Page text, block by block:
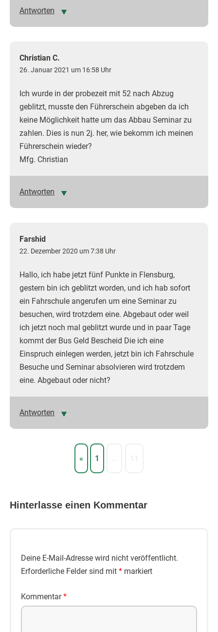
Antworten
Christian C.
26. Januar 2021 um 16:58 Uhr
Ich wurde in der probezeit mit 52 nach Abzug
geblitzt, musste den Führerschein abgeben da ich
keine Möglichkeit hatte um das Abbau Seminar zu
zahlen. Dies is nun 2j. her, wie bekomm ich meinen
Führerschein wieder?
Mfg. Christian
Antworten
Farshid
22. Dezember 2020 um 7:38 Uhr
Hallo, ich habe jetzt fünf Punkte in Flensburg,
gestern bin ich geblitzt worden, und ich hab sofort
ein Fahrschule angerufen um eine Seminar zu
besuchen, wird trotzdem eine. Abgebaut oder weil
ich jetzt noch mal geblitzt wurde und in paar Tage
kommt der Bus Geld Bescheid Die ich eine
Einspruch einlegen werden, jetzt bin ich Fahrschule
Besuche und Seminar absolvieren wird trotzdem
eine. Abgebaut oder nicht?
Antworten
« 1
Hinterlasse einen Kommentar
Deine E-Mail-Adresse wird nicht veröffentlicht.
Erforderliche Felder sind mit * markiert
Kommentar*